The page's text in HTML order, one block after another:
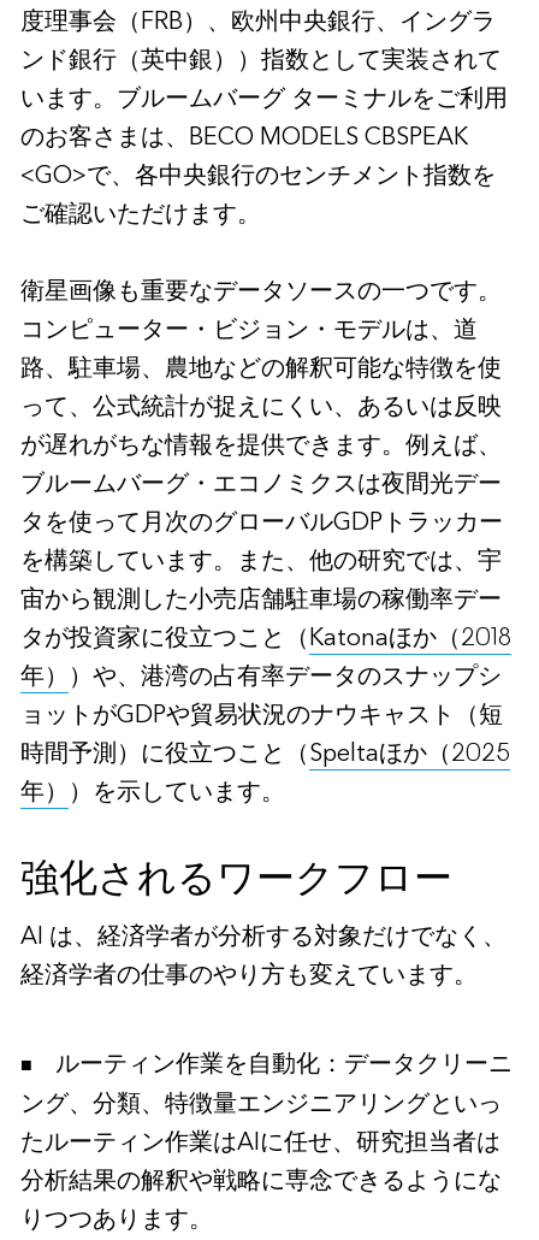
度理事会（FRB）、欧州中央銀行、イングラ
ンド銀行（英中銀））指数として実装されて
います。ブルームバーグ ターミナルをご利用
のお客さまは、BECO MODELS CBSPEAK
<GO>で、各中央銀行のセンチメント指数を
ご確認いただけます。
衛星画像も重要なデータソースの一つです。
コンピューター・ビジョン・モデルは、道
路、駐車場、農地などの解釈可能な特徴を使
って、公式統計が捉えにくい、あるいは反映
が遅れがちな情報を提供できます。例えば、
ブルームバーグ・エコノミクスは夜間光デー
タを使って月次のグローバルGDPトラッカー
を構築しています。また、他の研究では、宇
宙から観測した小売店舗駐車場の稼働率デー
タが投資家に役立つこと（Katonaほか（2018
年）
）や、港湾の占有率データのスナップシ
ョットがGDPや貿易状況のナウキャスト（短
時間予測）に役立つこと（Speltaほか（2025
年）
）を示しています。
強化されるワークフロー
AI は、経済学者が分析する対象だけでなく、
経済学者の仕事のやり方も変えています。
ルーティン作業を自動化：データクリーニ
ング、分類、特徴量エンジニアリングといっ
たルーティン作業はAIに任せ、研究担当者は
分析結果の解釈や戦略に専念できるようにな
りつつあります。